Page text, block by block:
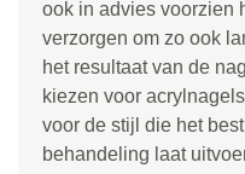
ook in advies voorzien
verzorgen om zo ook
het resultaat van de
kiezen voor
voor de stijl die het
behandeling laat